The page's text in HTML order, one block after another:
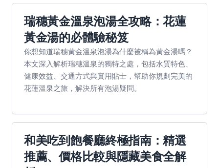
瑞穗黃金溫泉泡湯全攻略：花蓮
黃金湯的必體驗秘笈
你想知道瑞穗黃金溫泉泡湯為什麼被稱為黃金湯嗎？
本文深入解析瑞穗溫泉的獨特之處，包括水質特色、
健康效益、交通方式與實用貼士，幫助你規劃完美的
花蓮溫泉之旅，解決所有泡湯疑問。
和美吃到飽餐廳終極指南：精選
推薦、價格比較與隱藏美食全解